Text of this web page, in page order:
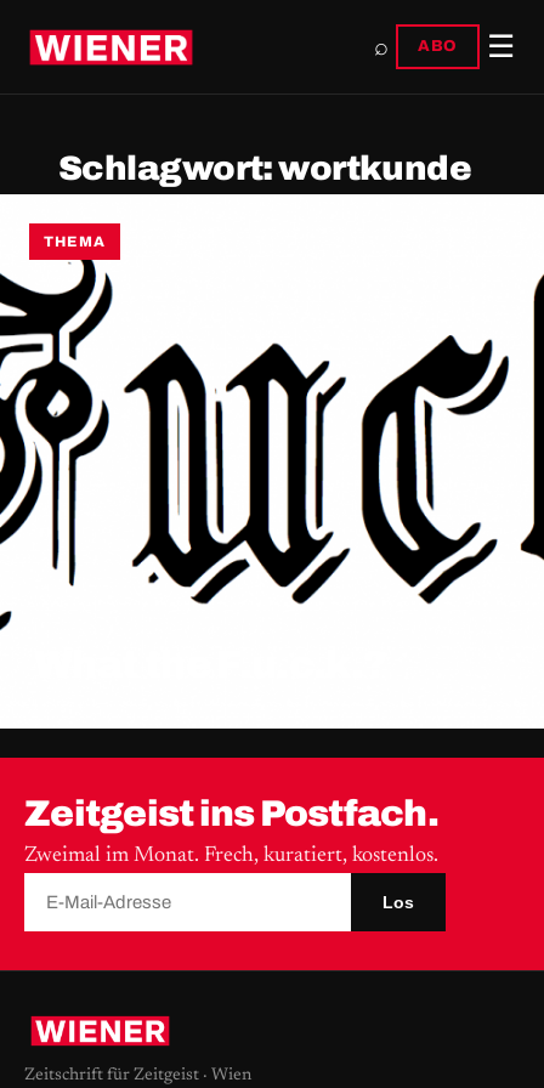
⌕ ABO ☰
Schlagwort:wortkunde
THEMA
Zeitgeist ins Postfach.
Zweimal im Monat. Frech, kuratiert, kostenlos.
Los
Zeitschrift für Zeitgeist · Wien